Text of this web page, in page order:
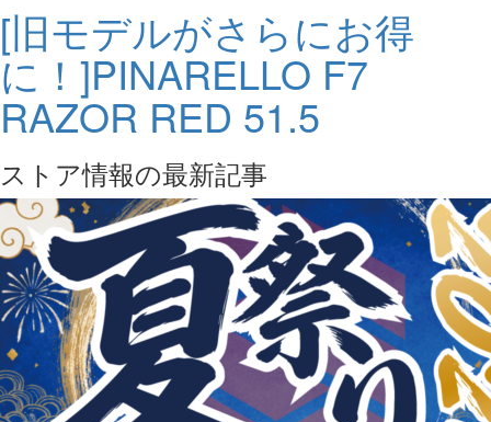
[旧モデルがさらにお得
に！]PINARELLO F7
RAZOR RED 51.5
ストア情報の最新記事